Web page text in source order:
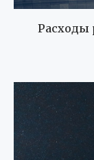
Расходы